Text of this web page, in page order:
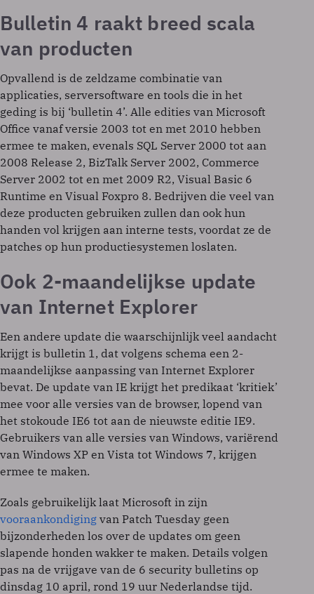
Bulletin 4 raakt breed scala
van producten
Opvallend is de zeldzame combinatie van
applicaties, serversoftware en tools die in het
geding is bij ‘bulletin 4’. Alle edities van Microsoft
Office vanaf versie 2003 tot en met 2010 hebben
ermee te maken, evenals SQL Server 2000 tot aan
2008 Release 2, BizTalk Server 2002, Commerce
Server 2002 tot en met 2009 R2, Visual Basic 6
Runtime en Visual Foxpro 8. Bedrijven die veel van
deze producten gebruiken zullen dan ook hun
handen vol krijgen aan interne tests, voordat ze de
patches op hun productiesystemen loslaten.
Ook 2-maandelijkse update
van Internet Explorer
Een andere update die waarschijnlijk veel aandacht
krijgt is bulletin 1, dat volgens schema een 2-
maandelijkse aanpassing van Internet Explorer
bevat. De update van IE krijgt het predikaat ‘kritiek’
mee voor alle versies van de browser, lopend van
het stokoude IE6 tot aan de nieuwste editie IE9.
Gebruikers van alle versies van Windows, variërend
van Windows XP en Vista tot Windows 7, krijgen
ermee te maken.
Zoals gebruikelijk laat Microsoft in zijn
vooraankondiging van Patch Tuesday geen
bijzonderheden los over de updates om geen
slapende honden wakker te maken. Details volgen
pas na de vrijgave van de 6 security bulletins op
dinsdag 10 april, rond 19 uur Nederlandse tijd.